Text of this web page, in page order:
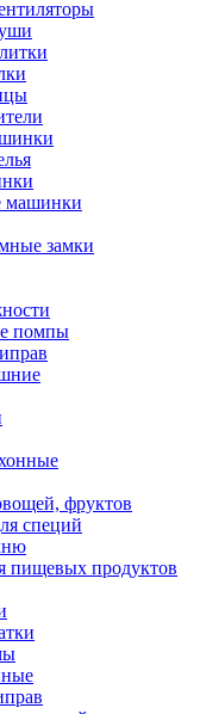
машинки
замки
помпы
фруктов
специй
пищевых продуктов